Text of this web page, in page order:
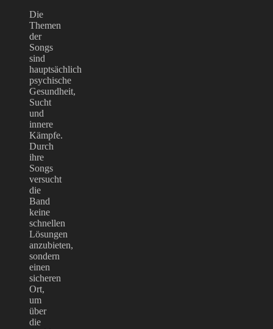
Die
Themen
der
Songs
sind
hauptsächlich
psychische
Gesundheit,
Sucht
und
innere
Kämpfe.
Durch
ihre
Songs
versucht
die
Band
keine
schnellen
Lösungen
anzubieten,
sondern
einen
sicheren
Ort,
um
über
die